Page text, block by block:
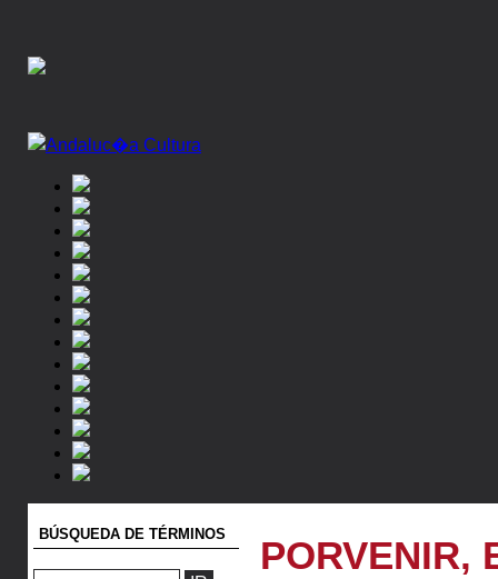
BÚSQUEDA DE TÉRMINOS PORVENIR,